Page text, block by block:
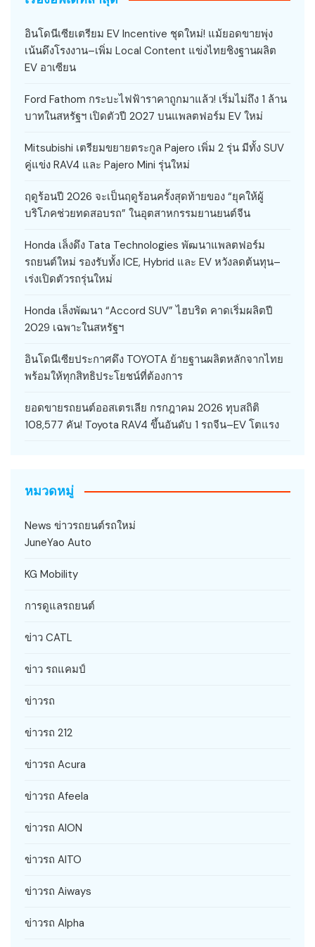
อินโดนีเซียเตรียม EV Incentive ชุดใหม่! แม้ยอดขายพุ่ง
เน้นดึงโรงงาน–เพิ่ม Local Content แข่งไทยชิงฐานผลิต
EV อาเซียน
Ford Fathom กระบะไฟฟ้าราคาถูกมาแล้ว! เริ่มไม่ถึง 1 ล้าน
บาทในสหรัฐฯ เปิดตัวปี 2027 บนแพลตฟอร์ม EV ใหม่
Mitsubishi เตรียมขยายตระกูล Pajero เพิ่ม 2 รุ่น มีทั้ง SUV
คู่แข่ง RAV4 และ Pajero Mini รุ่นใหม่
ฤดูร้อนปี 2026 จะเป็นฤดูร้อนครั้งสุดท้ายของ “ยุคให้ผู้
บริโภคช่วยทดสอบรถ” ในอุตสาหกรรมยานยนต์จีน
Honda เล็งดึง Tata Technologies พัฒนาแพลตฟอร์ม
รถยนต์ใหม่ รองรับทั้ง ICE, Hybrid และ EV หวังลดต้นทุน–
เร่งเปิดตัวรถรุ่นใหม่
Honda เล็งพัฒนา “Accord SUV” ไฮบริด คาดเริ่มผลิตปี
2029 เฉพาะในสหรัฐฯ
อินโดนีเซียประกาศดึง TOYOTA ย้ายฐานผลิตหลักจากไทย
พร้อมให้ทุกสิทธิประโยชน์ที่ต้องการ
ยอดขายรถยนต์ออสเตรเลีย กรกฎาคม 2026 ทุบสถิติ
108,577 คัน! Toyota RAV4 ขึ้นอันดับ 1 รถจีน–EV โตแรง
หมวดหมู่
News ข่าวรถยนต์รถใหม่
JuneYao Auto
KG Mobility
การดูแลรถยนต์
ข่าว CATL
ข่าว รถแคมป์
ข่าวรถ
ข่าวรถ 212
ข่าวรถ Acura
ข่าวรถ Afeela
ข่าวรถ AION
ข่าวรถ AITO
ข่าวรถ Aiways
ข่าวรถ Alpha